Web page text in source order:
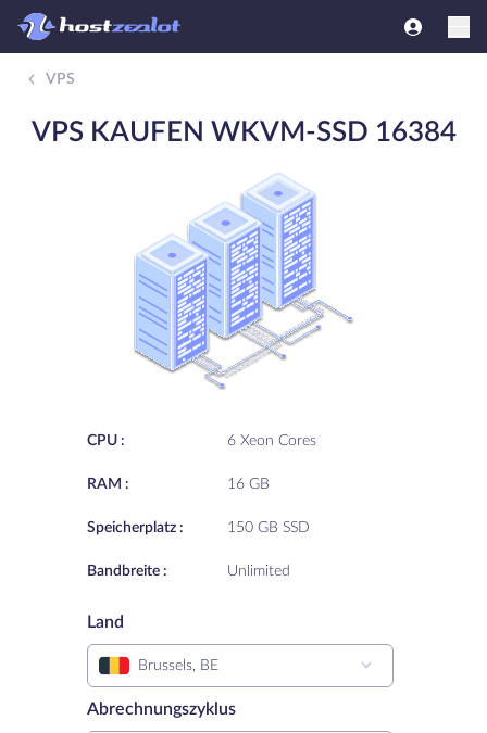
VPS
VPS KAUFEN WKVM-SSD 16384
CPU :
RAM :
Speicherplatz :
Bandbreite :
6 Xeon Cores
16 GB
150 GB SSD
Unlimited
Land
Brussels, BE
Abrechnungszyklus